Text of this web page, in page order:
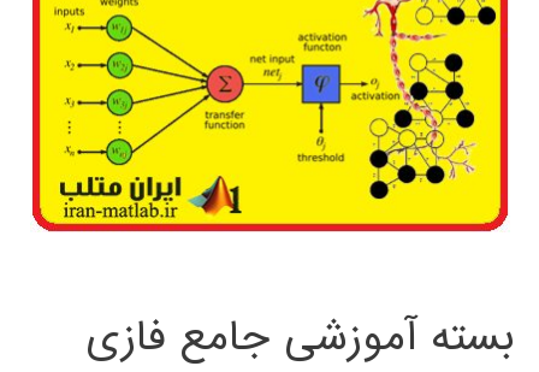
بسته آموزشی جامع فازی